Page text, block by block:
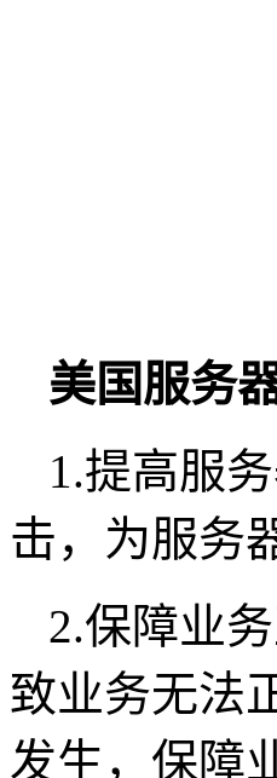
美国服务
1.提高服
击，为服务
2.保障业
致业务无法
发生，保障